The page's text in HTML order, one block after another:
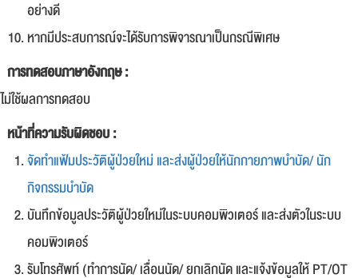
อย่างดี
หากมีประสบการณ์จะได้รับการพิจารณาเป็นกรณีพิเศษ
การทดสอบภาษาอังกฤษ :
ม่ใช้ผลการทดสอบ
หน้าที่ความรับผิดชอบ :
จัดทำแฟ้มประวัติผู้ป่วยใหม่ และส่งผู้ป่วยให้นักกายภาพบำบัด/ นัก
กิจกรรมบำบัด
บันทึกข้อมูลประวัติผู้ป่วยใหม่ในระบบคอมพิวเตอร์ และส่งตัวในระบบ
คอมพิวเตอร์
รับโทรศัพท์ (ทำการนัด/ เลื่อนนัด/ ยกเลิกนัด และแจ้งข้อมูลให้ PT/OT